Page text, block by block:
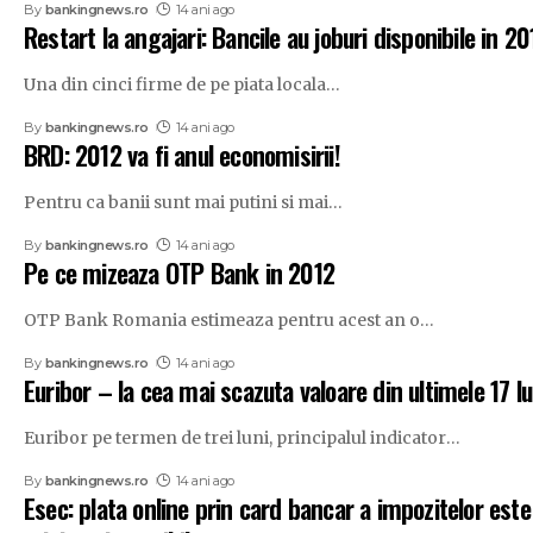
By bankingnews.ro 14 ani ago
Restart la angajari: Bancile au joburi disponibile in
Una din cinci firme de pe piata locala…
By bankingnews.ro 14 ani ago
BRD: 2012 va fi anul economisirii!
Pentru ca banii sunt mai putini si mai…
By bankingnews.ro 14 ani ago
Pe ce mizeaza OTP Bank in 2012
OTP Bank Romania estimeaza pentru acest an o…
By bankingnews.ro 14 ani ago
Euribor – la cea mai scazuta valoare din ultimele 17
Euribor pe termen de trei luni, principalul indicator…
By bankingnews.ro 14 ani ago
Esec: plata online prin card bancar a impozitelor